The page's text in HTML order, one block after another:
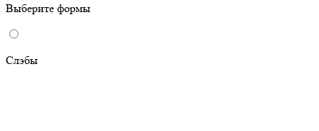
Выберите формы
Слэбы